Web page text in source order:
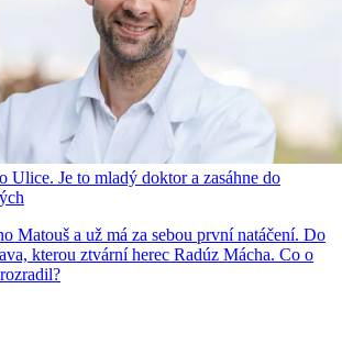
Ulice. Je to mladý doktor a zasáhne do
Matouš a už má za sebou první natáčení. Do
kterou ztvární herec Radúz Mácha. Co o